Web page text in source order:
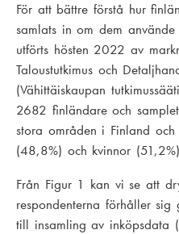
För att bättre förstå hur
samlats in om dem
utförts hösten 2022 av
Taloustutkimus och
(Vähittäiskaupan
2682 finländare och
stora områden i Finland
(48,8%) och kvinnor
Från Figur 1 kan vi se att
respondenterna förhåller
till insamling av